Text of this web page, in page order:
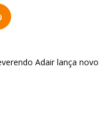
Adair lança novo